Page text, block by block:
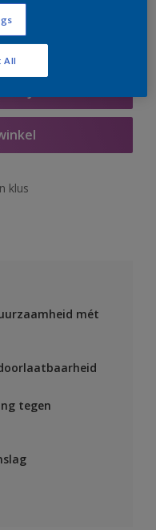
klus
mét
tegen
All